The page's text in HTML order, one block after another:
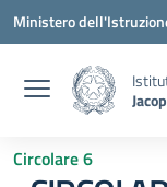
Vai ai contenuti
Vai al menu di
Vai al footer
Ministero
Circolare 6